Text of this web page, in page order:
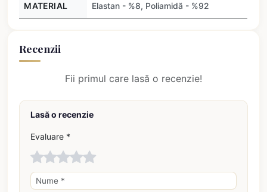
MATERIAL Elastan - %8, Poliamidă - %92
Recenzii
Fii primul care lasă o recenzie!
Lasă o recenzie
Evaluare *